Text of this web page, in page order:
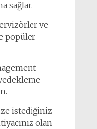
sağlar.
ve
popüler
istediğiniz
olan